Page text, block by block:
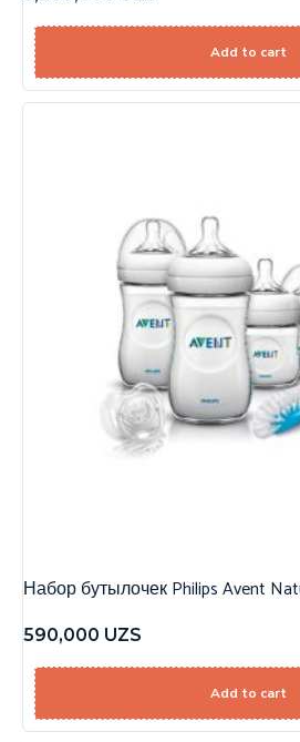
Add to cart
Набор бутылочек Philips Avent
590,000 UZS
Add to cart